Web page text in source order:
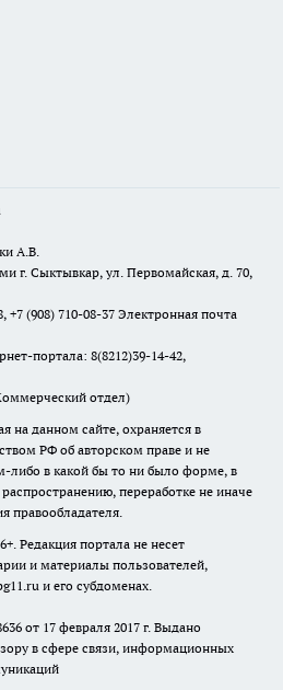
А.В.
г. Сыктывкар, ул. Первомайская, д. 70,
+7 (908) 710-08-37 Электронная почта
портала: 8(8212)39-14-42,
отдел)
на данном сайте, охраняется в
РФ об авторском праве и не
либо в какой бы то ни было форме, в
переработке не иначе
правообладателя.
Редакция портала не несет
и материалы пользователей,
и его субдоменах.
от 17 февраля 2017 г. Выдано
в сфере связи, информационных